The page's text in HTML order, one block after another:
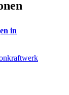
in